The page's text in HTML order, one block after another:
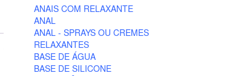
ANAIS COM RELAXANTE
ANAL
ANAL - SPRAYS OU CREMES
RELAXANTES
BASE DE ÁGUA
BASE DE SILICONE